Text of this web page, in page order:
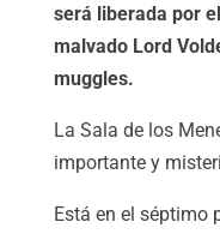
será liberada por
malvado Lord
muggles.
La Sala de los
importante y
Está en el séptimo